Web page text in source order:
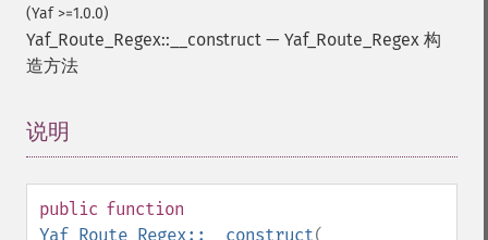
(Yaf >=1.0.0)
Yaf_Route_Regex::__construct — Yaf_Route_Regex 构
造方法
说明
public function
Yaf_Route_Regex::__construct(